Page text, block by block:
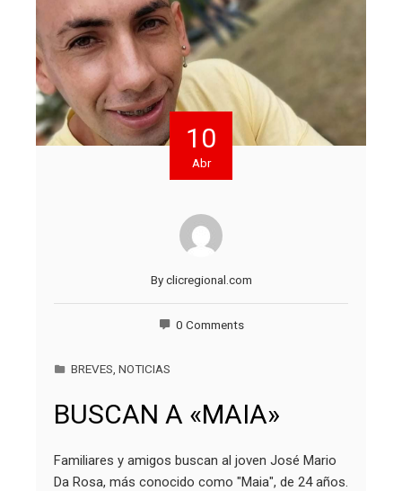
10
Abr
Byclicregional.com
0 Comments
BREVES NOTICIAS
BUSCAN A «MAIA»
Familiares y amigos buscan al joven José Mario
Da Rosa, más conocido como "Maia", de 24 años.